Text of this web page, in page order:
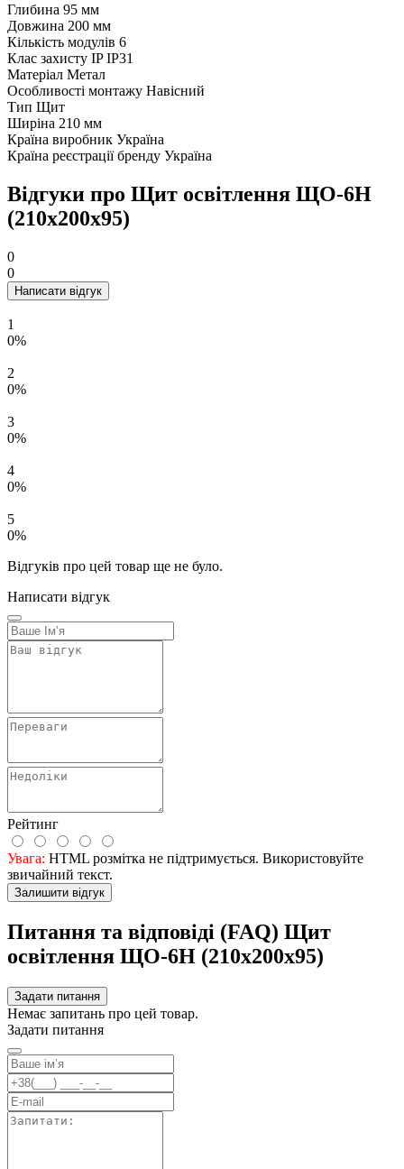
Глибина 95 мм
Довжина 200 мм
Кількість модулів 6
Клас захисту IP IP31
Матеріал Метал
Особливості монтажу Навісний
Тип Щит
Ширіна 210 мм
Країна виробник Україна
Країна реєстрації бренду Україна
Відгуки про Щит освітлення ЩО-6Н
(210х200х95)
0
0
Написати відгук
1
0%
2
0%
3
0%
4
0%
5
0%
Відгуків про цей товар ще не було.
Написати відгук
Рейтинг
Увага: HTML розмітка не підтримується. Використовуйте
звичайний текст.
Залишити відгук
Питання та відповіді (FAQ) Щит
освітлення ЩО-6Н (210х200х95)
Задати питання
Немає запитань про цей товар.
Задати питання